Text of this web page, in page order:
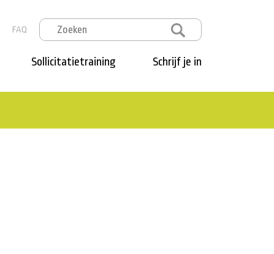
Sollicitatietraining Schrijf je in
FAQ